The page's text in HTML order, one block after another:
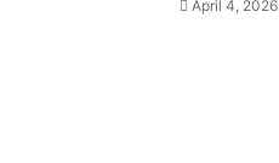
April 4, 2026